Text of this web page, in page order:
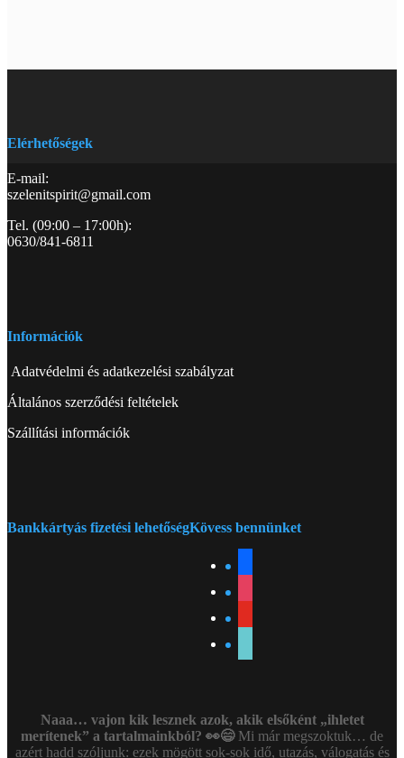
Elérhetőségek
E-mail:
szelenitspirit@gmail.com
Tel. (09:00 – 17:00h):
0630/841-6811
Információk
Adatvédelmi és adatkezelési szabályzat
Általános szerződési feltételek
Szállítási információk
Bankkártyás fizetési lehetőségKövess bennünket
Naaa… vajon kik lesznek azok, akik elsőként „ihletet
merítenek” a tartalmainkból? 👀😄Mi már megszoktuk… de
azért hadd szóljunk: ezek mögött sok-sok idő, utazás, válogatás és